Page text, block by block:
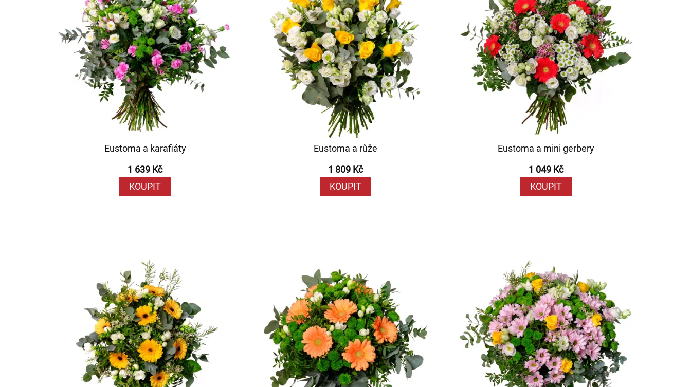
Eustoma a karafiáty
1 639 Kč
KOUPIT
Eustoma a růže
1 809 Kč
KOUPIT
Eustoma a mini gerbery
1 049 Kč
KOUPIT